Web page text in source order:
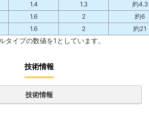
1.4 1.3
約4.3
1.6 2
約6
1.6 2 約21
タイプの数値を1としています。
技術情報
技術情報